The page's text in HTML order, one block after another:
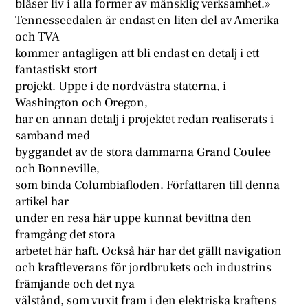
blåser liv i alla former av mänsklig verksamhet.»
Tennesseedalen är endast en liten del av Amerika
och TVA
kommer antagligen att bli endast en detalj i ett
fantastiskt stort
projekt. Uppe i de nordvästra staterna, i
Washington och Oregon,
har en annan detalj i projektet redan realiserats i
samband med
byggandet av de stora dammarna Grand Coulee
och Bonneville,
som binda Columbiafloden. Författaren till denna
artikel har
under en resa här uppe kunnat bevittna den
framgång det stora
arbetet här haft. Också här har det gällt navigation
och kraftleverans för jordbrukets och industrins
främjande och det nya
välstånd, som vuxit fram i den elektriska kraftens